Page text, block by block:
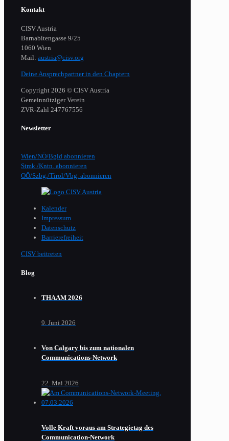
Kontakt
CISV Austria
Barnabitengasse 9/25
1060 Wien
Mail: austria@cisv.org
Deine Ansprechpartner in den Chaptern
Copyright 2026 © CISV Austria
Gemeinnütziger Verein
​ZVR-Zahl 247767556
Newsletter
Wien/NÖ/Bgld abonnieren
Stmk./Kntn. abonnieren
OÖ/Szbg./Tirol/Vbg. abonnieren
Kalender
Impressum
Datenschutz
Barrierefreiheit
CISV beitreten
Blog
THAAM 2026
9. Juni 2026
Von Calgary bis zum nationalen
Communications-Network
22. Mai 2026
Volle Kraft voraus am Strategietag des
Communication-Network